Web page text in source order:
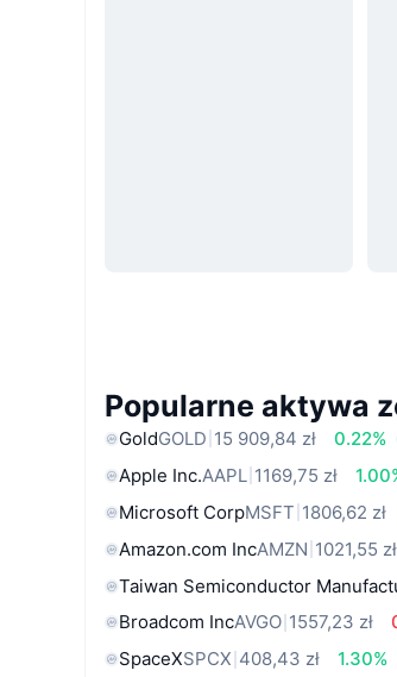
Popularne aktywa
GoldGOLD 15 909,84 zł 0.22%
Apple Inc.AAPL 1169,75 zł
Microsoft CorpMSFT 1806,62 zł
Amazon.com IncAMZN 1021,55 zł
Taiwan Semiconductor
Broadcom IncAVGO 1557,23 zł
SpaceXSPCX 408,43 zł 1.30%